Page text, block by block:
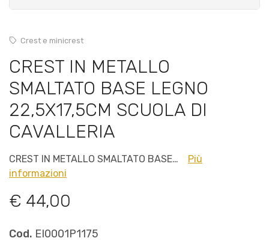
Crest e minicrest
CREST IN METALLO
SMALTATO BASE LEGNO
22,5X17,5CM SCUOLA DI
CAVALLERIA
CREST IN METALLO SMALTATO BASE…
Più
informazioni
€ 44,00
Cod. EI0001P1175